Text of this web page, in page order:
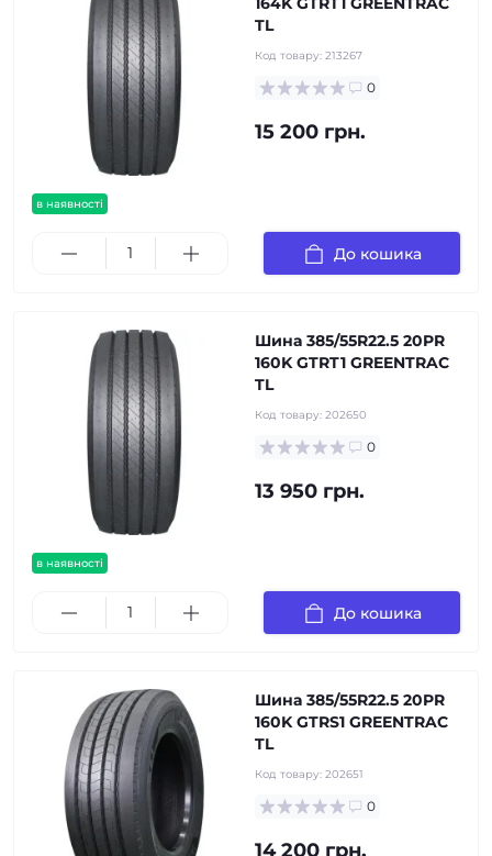
в наявності
TL
Код товару: 213267
0
15 200 грн.
До кошика
в наявності
Шина 385/55R22.5 20PR
160K GTRT1 GREENTRAC
TL
Код товару: 202650
0
13 950 грн.
До кошика
Шина 385/55R22.5 20PR
160K GTRS1 GREENTRAC
TL
Код товару: 202651
0
14 200 грн.